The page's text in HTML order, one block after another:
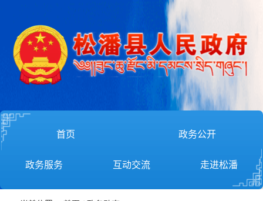
首页 政务公开
政务服务 互动交流 走进松潘